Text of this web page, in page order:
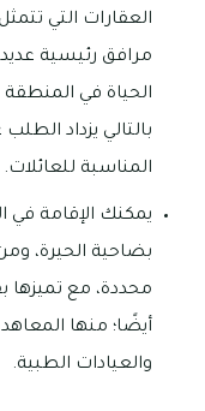
العقارات التي
مرافق رئيسية
الحياة في
بالتالي يزداد
المناسبة للعائلات.
يمكنك الإقامة في
بضاحية الحيرة،
محددة، مع تميزها
أيضًا؛ منها
والعيادات الطبية.